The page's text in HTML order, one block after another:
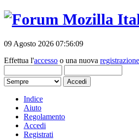
09 Agosto 2026 07:56:09
Effettua l'accesso o una nuova registrazione
Indice
Aiuto
Regolamento
Accedi
Registrati